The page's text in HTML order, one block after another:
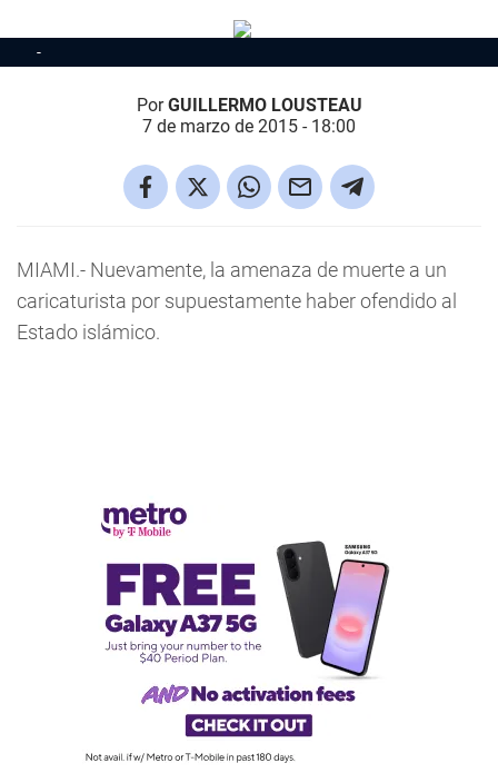
PorGUILLERMO LOUSTEAU
7 de marzo de 2015 - 18:00
MIAMI.- Nuevamente, la amenaza de muerte a un
caricaturista por supuestamente haber ofendido al
Estado islámico.